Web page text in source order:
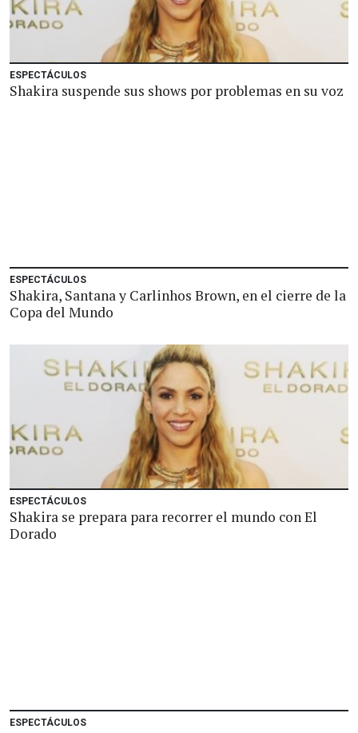
ESPECTÁCULOS
Shakira suspende sus shows por problemas en su voz
ESPECTÁCULOS
Shakira, Santana y Carlinhos Brown, en el cierre de la
Copa del Mundo
ESPECTÁCULOS
Shakira se prepara para recorrer el mundo con El
Dorado
ESPECTÁCULOS